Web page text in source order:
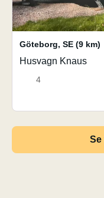
Göteborg, SE (9 km)
Husvagn Knaus
4
Se